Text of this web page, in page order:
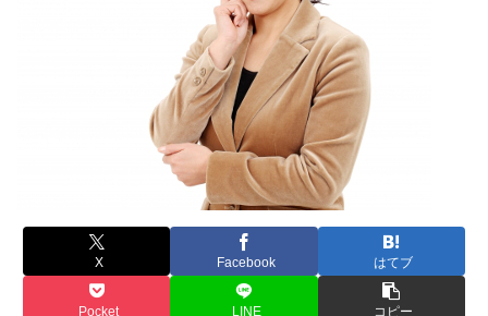
X Facebook はてブ
Pocket LINE コピー